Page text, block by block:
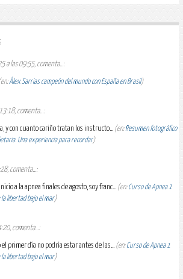
a las 09:55, comenta...:
Álex Sarrias campeón del mundo con España en Brasil)
comenta...:
y con cuanto cariño tratan los instructo... (en:Resumen fotográfico
Una experiencia para recordar)
comenta...:
a la apnea finales de agosto, soy franc... (en:Curso de Apnea 1
libertad bajo el mar)
comenta...:
primer día no podría estar antes de las... (en:Curso de Apnea 1
libertad bajo el mar)